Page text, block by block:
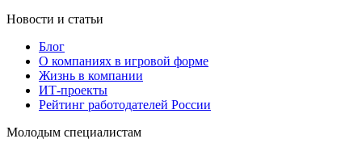
Новости и статьи
Блог
О компаниях в игровой форме
Жизнь в компании
ИТ-проекты
Рейтинг работодателей России
Молодым специалистам